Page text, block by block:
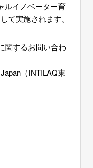
ルイノベーター育
て実施されます。
関するお問い合わ
（INTILAQ東